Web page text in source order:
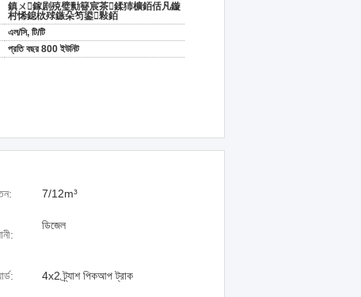
鎮ㄨ鎵剧殑璧勬簮宸茶鍒犻櫎銆佸凡鏇
村悕鎴栨殏鏃朵笉鍙敤銆
এল/সি, টি/টি
প্রতি বছর 800 ইউনিট
7/12m³
ডিজেল
4x2 ট্র্যাশ পিকআপ ট্রাক